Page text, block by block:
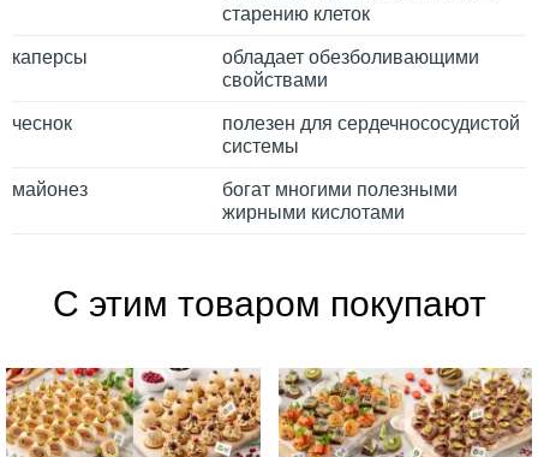
старению клеток
каперсы
обладает обезболивающими
свойствами
чеснок
полезен для сердечнососудистой
системы
майонез
богат многими полезными
жирными кислотами
С этим товаром покупают